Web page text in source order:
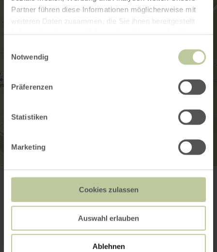
Partner führen diese Informationen möglicherweise mit
weiteren Daten zusammen, die Sie ihnen bereitgestellt
Notwendig
Präferenzen
Statistiken
Marketing
Cookies zulassen
Auswahl erlauben
Ablehnen
GesundLand Vulkaneifel GmbH
Leopoldstr. 9a
E-mail
Aankomst plannen